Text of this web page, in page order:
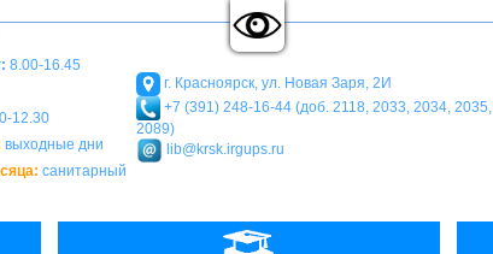
Размер шрифта: A A AЦветовая схема:
8.00-16.45
12.30
выходные дни
санитарный
г. Красноярск, ул. Новая Заря, 2И
+7 (391) 248-16-44 (доб. 2118, 2033, 2034, 2035,
2089)
lib@krsk.irgups.ru